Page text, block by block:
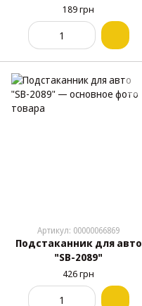
189 грн
Артикул: 00000066869
Подстаканник для авто
"SB-2089"
426 грн